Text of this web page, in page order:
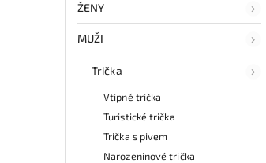
ŽENY
MUŽI
Trička
Vtipné trička
Turistické trička
Trička s pivem
Narozeninové trička